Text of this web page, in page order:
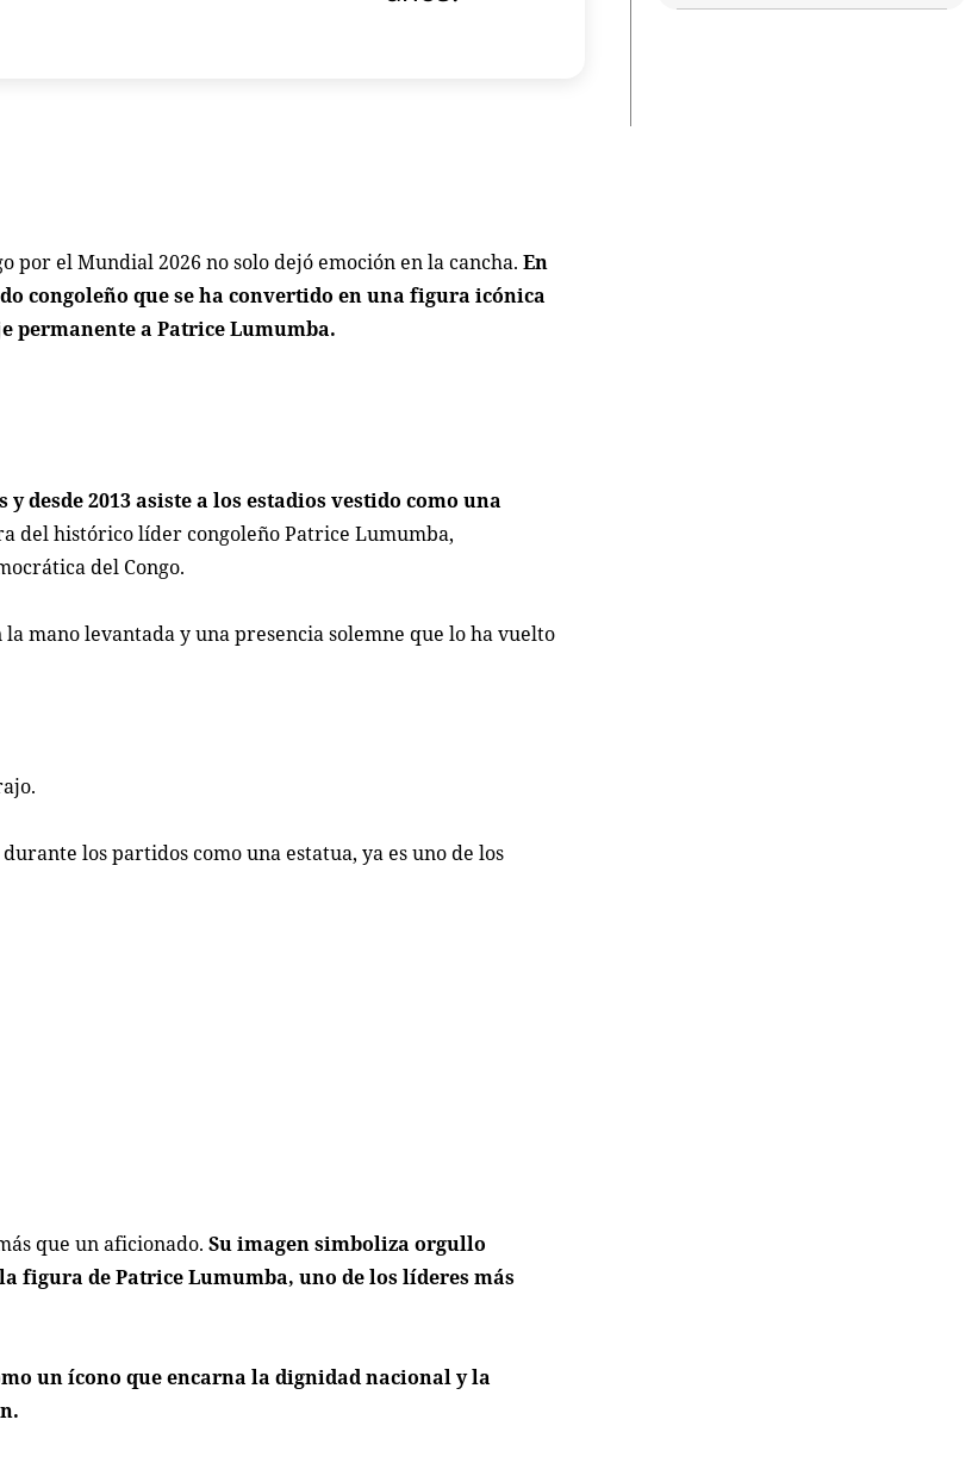
por el Mundial 2026 no solo dejó emoción en la cancha.En
congoleño que se ha convertido en una figura icónica
a Patrice Lumumba.
desde 2013 asiste a los estadios vestido como una
del histórico líder congoleño Patrice Lumumba,
del Congo.
mano levantada y una presencia solemne que lo ha vuelto
los partidos como una estatua, ya es uno de los
que un aficionado.Su imagen simboliza orgullo
de Patrice Lumumba, uno de los líderes más
un ícono que encarna la dignidad nacional y la